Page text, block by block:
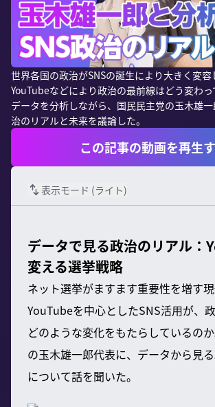
世界各国の政治がSNSの誕生により大きく変容
YouTubeなどにより政治の最前線はどう変わ
データを分析しながら、国民民主党の玉木雄
治のリアルと未来を議論した。
この記事の動画を再生
表示モード (ライト)
データで見る政治のリアル：
変える選挙戦略
ネット選挙がますます重要性を増す
YouTubeを中心としたSNS活用が、
どのような変化をもたらしているの
の玉木雄一郎代表に、データから見
について話を聞いた。